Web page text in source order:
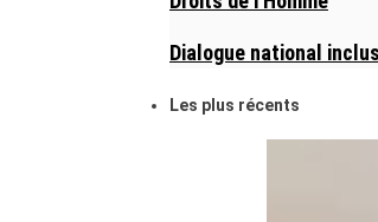
Dialogue national
Les plus récents